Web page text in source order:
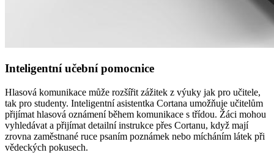
Inteligentní učební pomocnice
Hlasová komunikace může rozšířit zážitek z výuky jak pro učitele,
tak pro studenty. Inteligentní asistentka Cortana umožňuje učitelům
přijímat hlasová oznámení během komunikace s třídou. Žáci mohou
vyhledávat a přijímat detailní instrukce přes Cortanu, když mají
zrovna zaměstnané ruce psaním poznámek nebo mícháním látek při
vědeckých pokusech.